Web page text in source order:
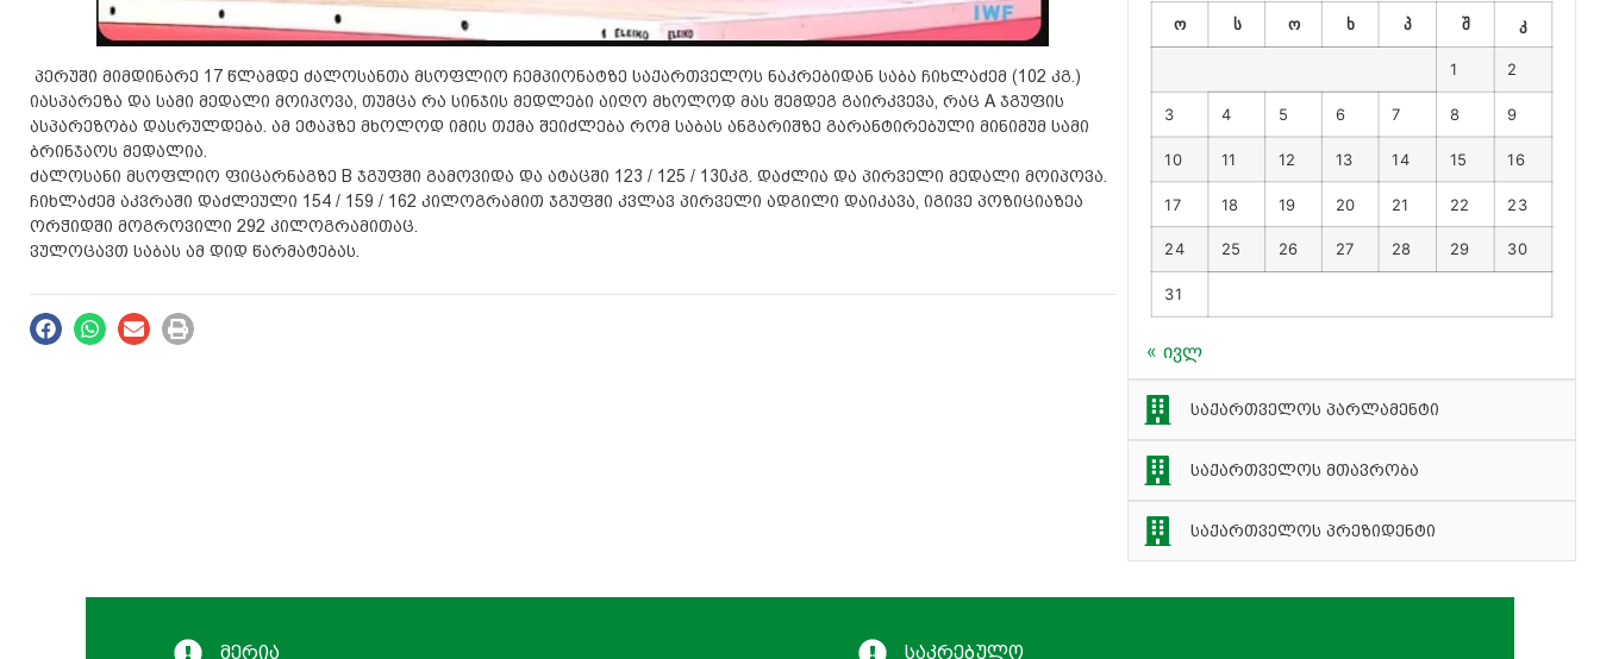
პერუში მიმდინარე 17 წლამდე ძალოსანთა მსოფლიო ჩემპიონატზე საქართველოს ნაკრებიდან საბა ჩიხლაძემ (102 კგ.)
იასპარეზა და სამი მედალი მოიპოვა, თუმცა რა სინჯის მედლები აიღო მხოლოდ მას შემდეგ გაირკვევა, რაც A ჯგუფის
ასპარეზობა დასრულდება. ამ ეტაპზე მხოლოდ იმის თქმა შეიძლება რომ საბას ანგარიშზე გარანტირებული მინიმუმ სამი
ბრინჯაოს მედალია.
ძალოსანი მსოფლიო ფიცარნაგზე B ჯგუფში გამოვიდა და ატაცში 123 / 125 / 130კგ. დაძლია და პირველი მედალი მოიპოვა.
ჩიხლაძემ აკვრაში დაძლეული 154 / 159 / 162 კილოგრამით ჯგუფში კვლავ პირველი ადგილი დაიკავა, იგივე პოზიციაზეა
ორჭიდში მოგროვილი 292 კილოგრამითაც.
ვულოცავთ საბას ამ დიდ წარმატებას.
ო ს ო ხ პ შ კ
1 2
3 4 5 6 7 8 9
10 11 12 13 14 15 16
17 18 19 20 21 22 23
24 25 26 27 28 29 30
31
« ივლ
საქართველოს პარლამენტი
საქართველოს მთავრობა
საქართველოს პრეზიდენტი
მერია საკრებულო